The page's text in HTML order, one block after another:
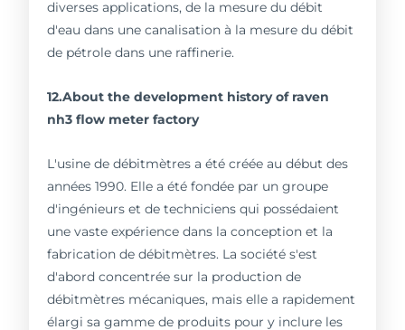
diverses applications, de la mesure du débit
d'eau dans une canalisation à la mesure du débit
de pétrole dans une raffinerie.
12.About the development history of raven
nh3 flow meter factory
L'usine de débitmètres a été créée au début des
années 1990. Elle a été fondée par un groupe
d'ingénieurs et de techniciens qui possédaient
une vaste expérience dans la conception et la
fabrication de débitmètres. La société s'est
d'abord concentrée sur la production de
débitmètres mécaniques, mais elle a rapidement
élargi sa gamme de produits pour y inclure les